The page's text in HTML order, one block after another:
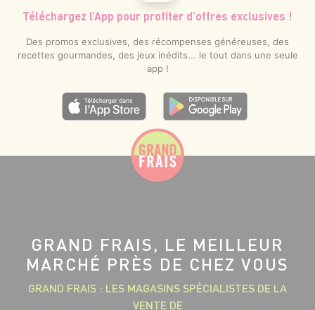
Téléchargez l’App pour profiter d’offres exclusives !
Des promos exclusives, des récompenses généreuses, des
recettes gourmandes, des jeux inédits... le tout dans une seule
app !
GRAND FRAIS, LE MEILLEUR
MARCHÉ PRÈS DE CHEZ VOUS
GRAND FRAIS : LES MAGASINS SPÉCIALISTES DE LA
VENTE DE